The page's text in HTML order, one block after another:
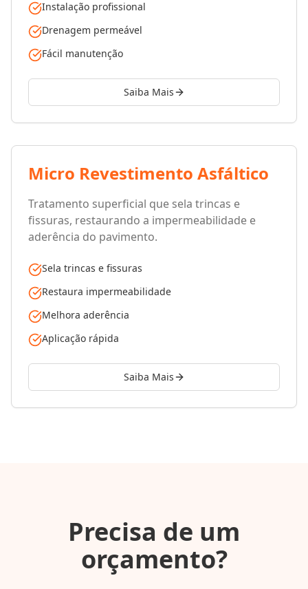
Instalação profissional
Drenagem permeável
Fácil manutenção
Saiba Mais
Micro Revestimento Asfáltico
Tratamento superficial que sela trincas e
fissuras, restaurando a impermeabilidade e
aderência do pavimento.
Sela trincas e fissuras
Restaura impermeabilidade
Melhora aderência
Aplicação rápida
Saiba Mais
Precisa de um
orçamento?